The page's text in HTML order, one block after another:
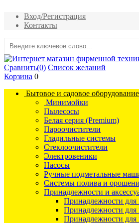
Вход/Регистрация
Контакты
Сравнить(0) Список желаний
Корзина 0
Бытовое и садовое оборудование
Минимойки
Пылесосы
Белая серия (Premium)
Пароочистители
Гладильные системы
Стеклоочистители
Электровеники
Насосы
Ручные подметальные
Системы полива и
Принадлежности и
Принадлежности
Принадлежности для
Принадлежности для